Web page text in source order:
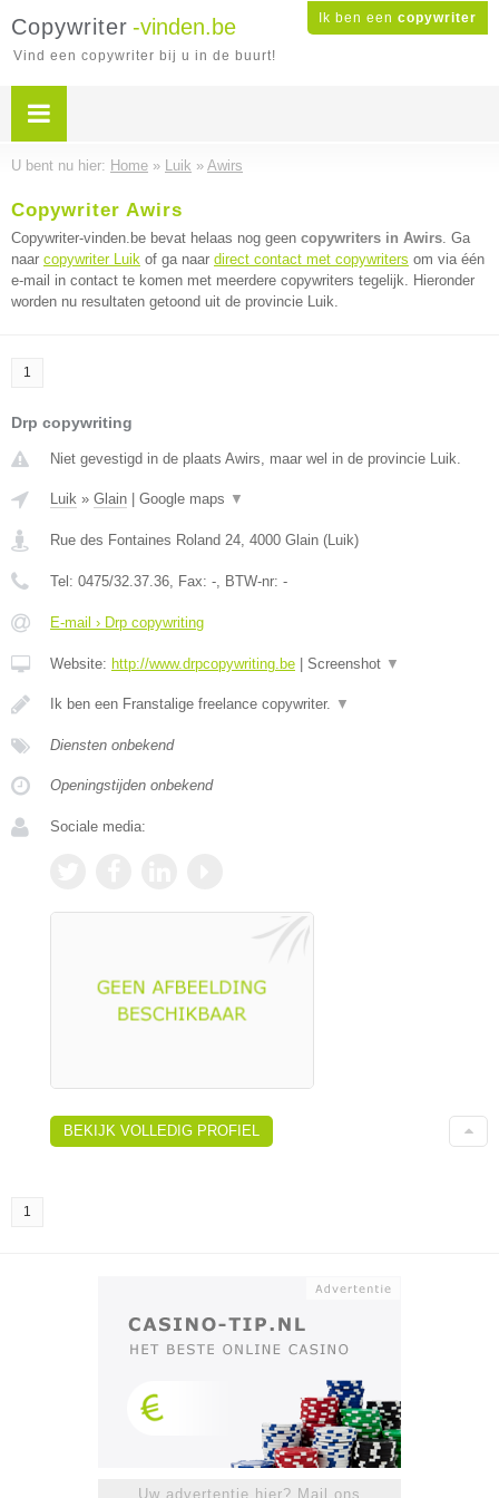
Ik ben een copywriter
Copywriter -vinden.be
Vind een copywriter bij u in de buurt!
U bent nu hier: Home » Luik » Awirs
Copywriter Awirs
Copywriter-vinden.be bevat helaas nog geen copywriters in Awirs. Ga
naar copywriter Luik of ga naar direct contact met copywriters om via één
e-mail in contact te komen met meerdere copywriters tegelijk. Hieronder
worden nu resultaten getoond uit de provincie Luik.
1
Drp copywriting
Niet gevestigd in de plaats Awirs, maar wel in de provincie Luik.
Luik » Glain Google maps ▼
Rue des Fontaines Roland 24, 4000 Glain (Luik)
Tel: 0475/32.37.36, Fax: -, BTW-nr: -
E-mail › Drp copywriting
Website: http://www.drpcopywriting.be Screenshot ▼
Ik ben een Franstalige freelance copywriter. ▼
Diensten onbekend
Openingstijden onbekend
Sociale media:
BEKIJK VOLLEDIG PROFIEL
1
Uw advertentie hier? Mail ons